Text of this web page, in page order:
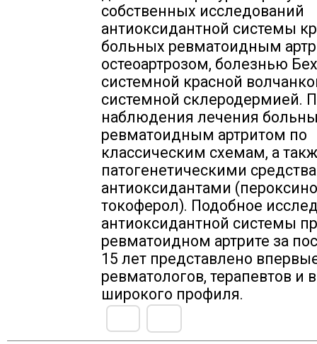
собственных исследований
антиоксидантной системы
больных ревматоидным
остеоартрозом, болезнью
системной красной
системной склеродермией.
наблюдения лечения
ревматоидным артритом по
классическим схемам, а
патогенетическими
антиоксидантами
токоферол). Подобное
антиоксидантной системы
ревматоидном артрите за
15 лет представлено
ревматологов, терапевтов и
широкого профиля.